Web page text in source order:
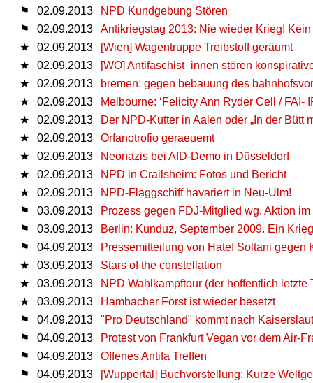
⚑
02.09.2013
NPD Kundgebung Stören
⚑
02.09.2013
Antikriegstag 2013: Nie wieder Krieg!
★
02.09.2013
[Wien] Wagentruppe Treibstoff geräumt
★
02.09.2013
[WO] Antifaschist_innen stören
★
02.09.2013
bremen: gegen bebauung des
★
02.09.2013
Melbourne: ‘Felicity Ann Ryder Cell / FAI-
★
02.09.2013
Der NPD-Kutter in Aalen oder „In der Bütt
★
02.09.2013
Orfanotrofio geraeuemt
★
02.09.2013
Neonazis bei AfD-Demo in Düsseldorf
★
02.09.2013
NPD in Crailsheim: Fotos und Bericht
★
02.09.2013
NPD-Flaggschiff havariert in Neu-Ulm!
⚑
03.09.2013
Prozess gegen FDJ-Mitglied wg. Aktion
⚑
03.09.2013
Berlin: Kunduz, September 2009. Ein
⚑
04.09.2013
Pressemitteilung von Hatef Soltani
★
03.09.2013
Stars of the constellation
★
03.09.2013
NPD Wahlkampftour (der hoffentlich letzte
★
03.09.2013
Hambacher Forst ist wieder besetzt
⚑
04.09.2013
"Pro Deutschland" kommt nach
⚑
04.09.2013
Protest von Frankfurt Vegan vor dem Air-
⚑
04.09.2013
Offenes Antifa Treffen
⚑
04.09.2013
[Wuppertal] Buchvorstellung: Kurze